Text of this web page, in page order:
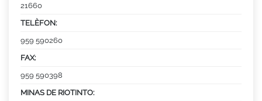
21660
TELÈFON:
959 590260
FAX:
959 590398
MINAS DE RIOTINTO: